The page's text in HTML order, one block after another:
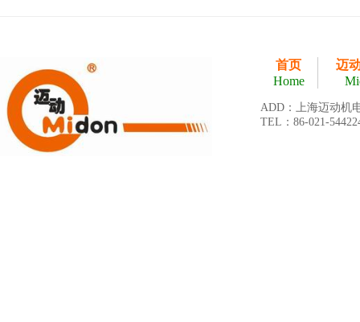
首页
Home
迈
ADD：上海迈动机
TEL：86-021-